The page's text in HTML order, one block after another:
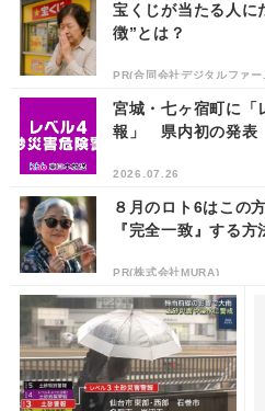
宝くじが当たる人に
徴”とは？
PR(合同会社デジタルファー
宮城・七ヶ宿町に「
報」 県内初の発
2026.07.26
８月のロト6はこの
『完全一致』する方
PR(株式会社MURA)